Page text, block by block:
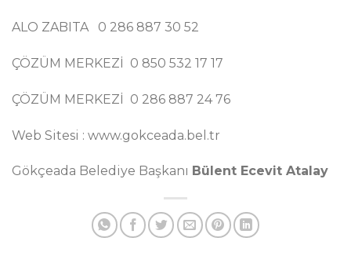
ALO ZABITA 0 286 887 30 52
ÇÖZÜM MERKEZİ 0 850 532 17 17
ÇÖZÜM MERKEZİ 0 286 887 24 76
Web Sitesi : www.gokceada.bel.tr
Gökçeada Belediye Başkanı Bülent Ecevit Atalay